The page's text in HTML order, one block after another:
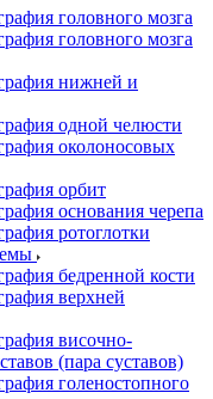
головного мозга
головного мозга
нижней и
одной челюсти
околоносовых
орбит
основания черепа
ротоглотки
бедренной кости
верхней
височно-
(пара суставов)
голеностопного